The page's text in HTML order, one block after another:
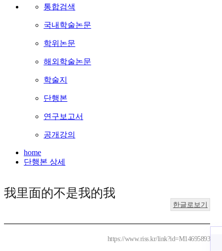
통합검색
국내학술논문
학위논문
해외학술논문
학술지
단행본
연구보고서
공개강의
home
단행본 상세
我里面的不是我的我
한글로보기
https://www.riss.kr/link?id=M14695893